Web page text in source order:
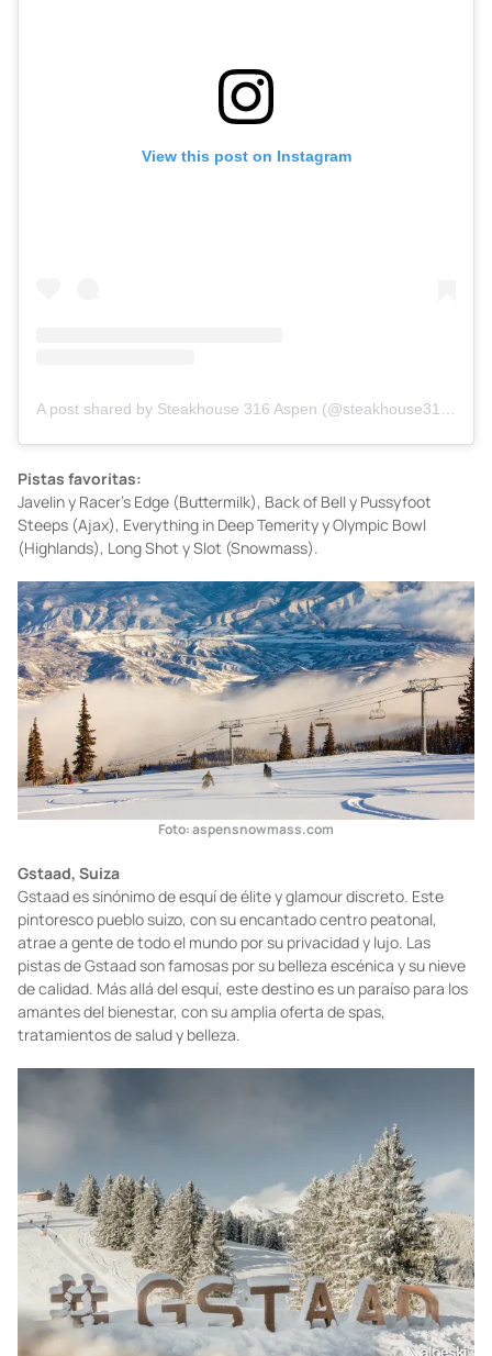
View this post on Instagram
Pistas favoritas:
Javelin y Racer’s Edge (Buttermilk), Back of Bell y Pussyfoot
Steeps (Ajax), Everything in Deep Temerity y Olympic Bowl
(Highlands), Long Shot y Slot (Snowmass).
Foto: aspensnowmass.com
Gstaad, Suiza
Gstaad es sinónimo de esquí de élite y glamour discreto. Este
pintoresco pueblo suizo, con su encantado centro peatonal,
atrae a gente de todo el mundo por su privacidad y lujo. Las
pistas de Gstaad son famosas por su belleza escénica y su nieve
de calidad. Más allá del esquí, este destino es un paraíso para los
amantes del bienestar, con su amplia oferta de spas,
tratamientos de salud y belleza.